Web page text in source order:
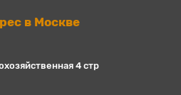
в Москве
4 стр